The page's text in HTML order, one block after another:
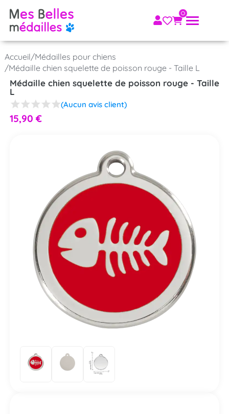
Accueil/Médailles pour chiens
/Médaille chien squelette de poisson rouge - Taille L
Médaille chien squelette de poisson rouge - Taille
L
(Aucun avis client)
15,90 €